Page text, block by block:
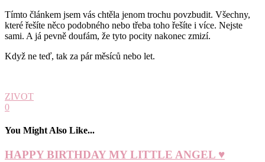
Tímto článkem jsem vás chtěla jenom trochu povzbudit. Všechny,
které řešíte něco podobného nebo třeba toho řešíte i více. Nejste
sami. A já pevně doufám, že tyto pocity nakonec zmizí.
Když ne teď, tak za pár měsíců nebo let.
ZIVOT
0
You Might Also Like...
HAPPY BIRTHDAY MY LITTLE ANGEL ♥